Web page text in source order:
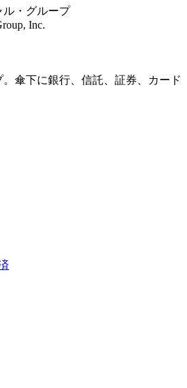
ル・グループ
Inc.
傘下に銀行、信託、証券、カード